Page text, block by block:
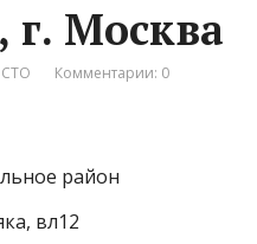
г. Москва
СТО Комментарии: 0
район
вл12